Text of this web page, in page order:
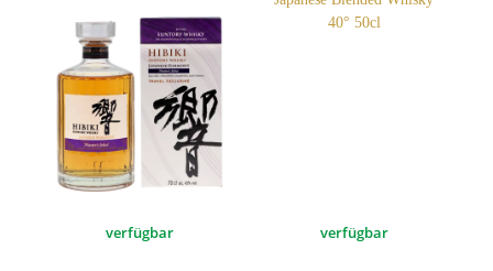
verfügbar verfügbar